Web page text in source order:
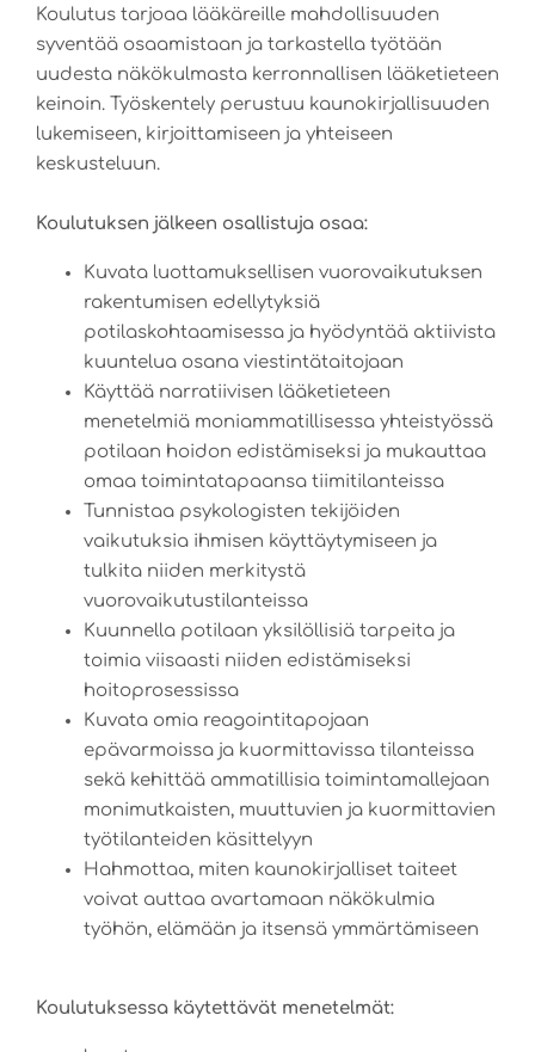
Koulutus tarjoaa lääkäreille mahdollisuuden
syventää osaamistaan ja tarkastella työtään
uudesta näkökulmasta kerronnallisen lääketieteen
keinoin. Työskentely perustuu kaunokirjallisuuden
lukemiseen, kirjoittamiseen ja yhteiseen
keskusteluun.
Koulutuksen jälkeen osallistuja osaa:
Kuvata luottamuksellisen vuorovaikutuksen
rakentumisen edellytyksiä
potilaskohtaamisessa ja hyödyntää aktiivista
kuuntelua osana viestintätaitojaan
Käyttää narratiivisen lääketieteen
menetelmiä moniammatillisessa yhteistyössä
potilaan hoidon edistämiseksi ja mukauttaa
omaa toimintatapaansa tiimitilanteissa
Tunnistaa psykologisten tekijöiden
vaikutuksia ihmisen käyttäytymiseen ja
tulkita niiden merkitystä
vuorovaikutustilanteissa
Kuunnella potilaan yksilöllisiä tarpeita ja
toimia viisaasti niiden edistämiseksi
hoitoprosessissa
Kuvata omia reagointitapojaan
epävarmoissa ja kuormittavissa tilanteissa
sekä kehittää ammatillisia toimintamallejaan
monimutkaisten, muuttuvien ja kuormittavien
työtilanteiden käsittelyyn
Hahmottaa, miten kaunokirjalliset taiteet
voivat auttaa avartamaan näkökulmia
työhön, elämään ja itsensä ymmärtämiseen
Koulutuksessa käytettävät menetelmät: